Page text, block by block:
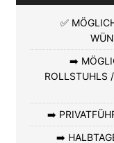
✅
➡️
ROLLSTUHLS
➡️
➡️